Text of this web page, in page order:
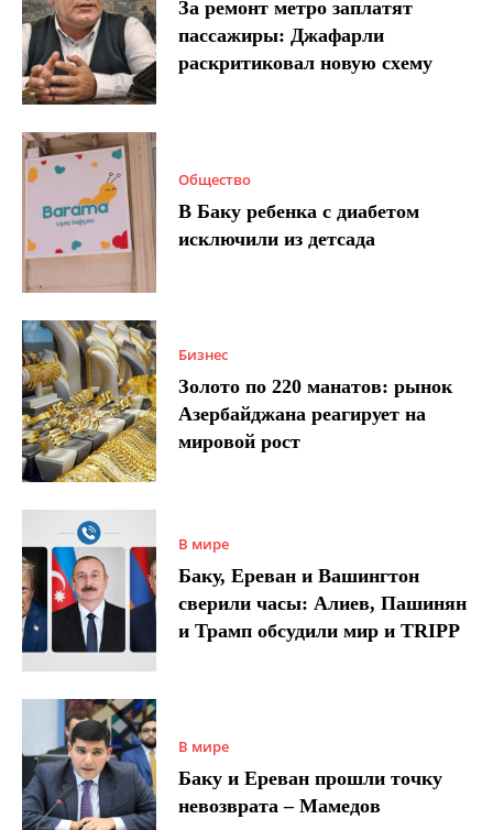
За ремонт метро заплатят
пассажиры: Джафарли
раскритиковал новую схему
Общество
В Баку ребенка с диабетом
исключили из детсада
Бизнес
Золото по 220 манатов: рынок
Азербайджана реагирует на
мировой рост
В мире
Баку, Ереван и Вашингтон
сверили часы: Алиев, Пашинян
и Трамп обсудили мир и TRIPP
В мире
Баку и Ереван прошли точку
невозврата – Мамедов